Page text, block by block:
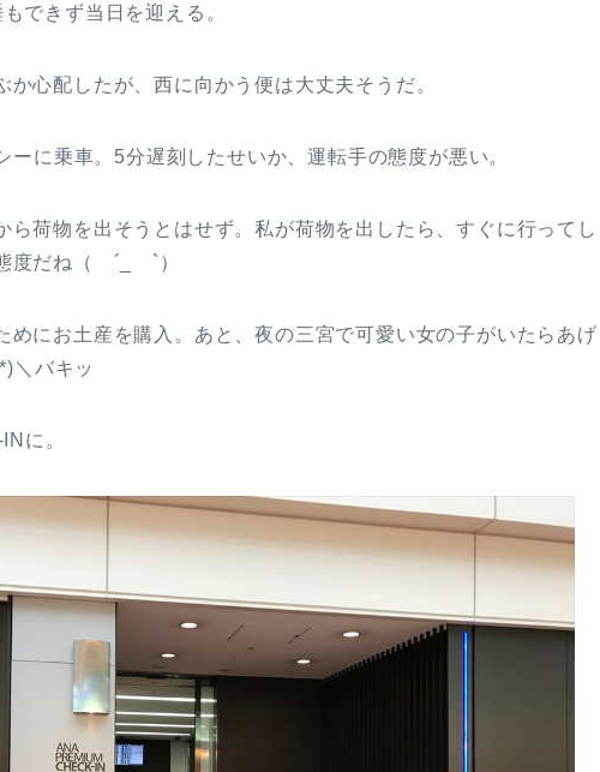
できず当日を迎える。
か心配したが、西に向かう便は大丈夫そうだ。
ーに乗車。5分遅刻したせいか、運転手の態度が悪い。
ら荷物を出そうとはせず。私が荷物を出したら、すぐに行ってし
度だね（ ´_ゝ`）
めにお土産を購入。あと、夜の三宮で可愛い女の子がいたらあげ
＼バキッ
に。